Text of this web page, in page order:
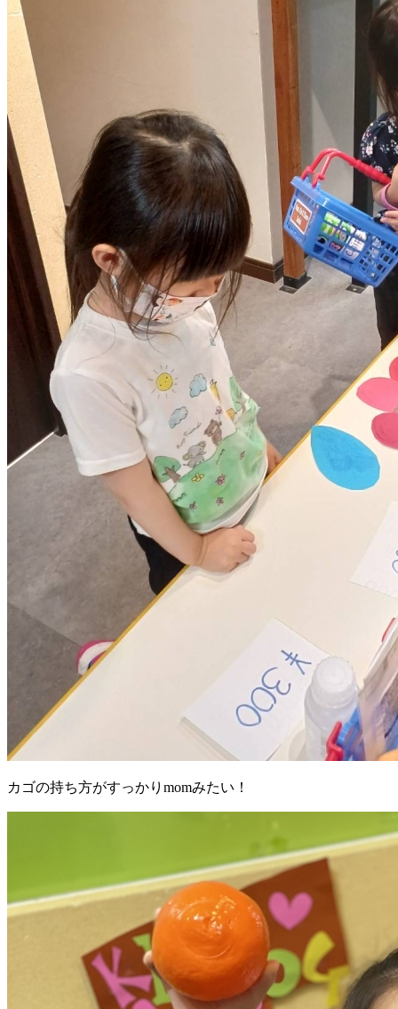
カゴの持ち方がすっかりmomみたい！